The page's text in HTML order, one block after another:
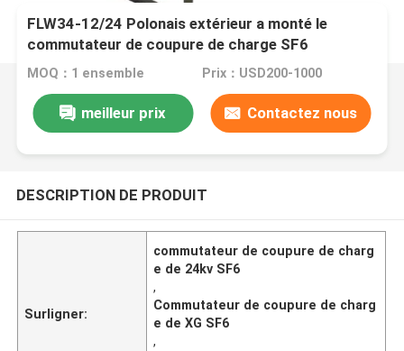
FLW34-12/24 Polonais extérieur a monté le
commutateur de coupure de charge SF6
MOQ：1 ensemble Prix：USD200-1000
meilleur prix Contactez nous
DESCRIPTION DE PRODUIT
Surligner:
commutateur de coupure de charg
e de 24kv SF6
,
Commutateur de coupure de charg
e de XG SF6
,